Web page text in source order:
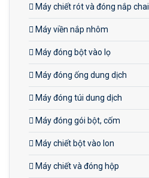
Máy chiết rót và đóng nắp chai
Máy viền nắp nhôm
Máy đóng bột vào lọ
Máy đóng ống dung dịch
Máy đóng túi dung dịch
Máy đóng gói bột, cốm
Máy chiết bột vào lon
Máy chiết và đóng hộp